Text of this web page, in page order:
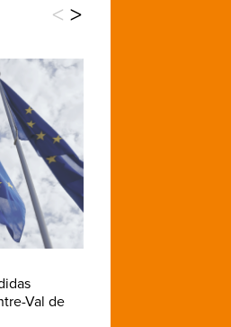
< >
Val de